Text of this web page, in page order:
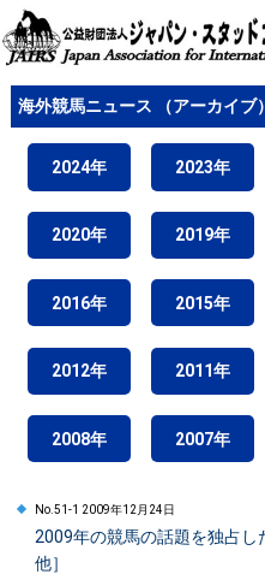
海外競馬ニュース （アーカイブ）
2024年 2023年
2020年 2019年
2016年 2015年
2012年 2011年
2008年 2007年
No.51-1 2009年12月24日
2009年の競馬の話題を独占
他］